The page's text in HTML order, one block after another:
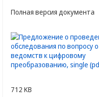
Полная версия документа
712 KB